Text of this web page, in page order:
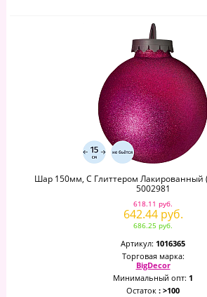
Шар 150мм, С Глиттером Лакированный
5002981
618.11 руб.
642.44 руб.
686.25 руб.
Артикул: 1016365
Торговая марка:
BigDecor
Минимальный опт: 1
Остаток : >100